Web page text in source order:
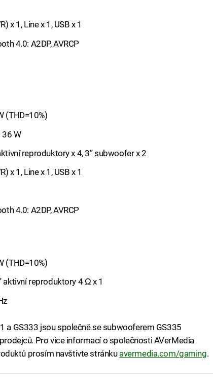
x 1, Line x 1, USB x 1
4.0: A2DP, AVRCP
(THD=10%)
36 W
reproduktory x 4, 3” subwoofer x 2
x 1, Line x 1, USB x 1
4.0: A2DP, AVRCP
(THD=10%)
aktivní reproduktory 4 Ω x 1
a GS333 jsou společně se subwooferem GS335
Pro vice informací o společnosti AVerMedia
prosím navštivte stránku avermedia.com/gaming.